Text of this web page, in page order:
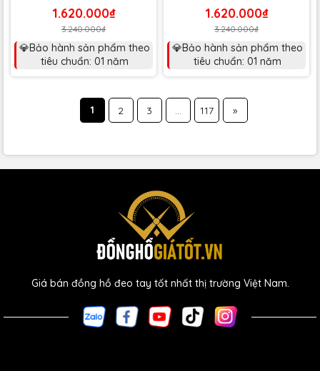
1.620.000₫
3.240.000₫
💎Bảo hành sản phẩm theo
tiêu chuẩn: 01 năm
1.620.000₫
3.240.000₫
💎Bảo hành sản phẩm theo
tiêu chuẩn: 01 năm
1 2 3 ... 117 »
Giá bán đồng hồ đeo tay tốt nhất thị trường Việt Nam.